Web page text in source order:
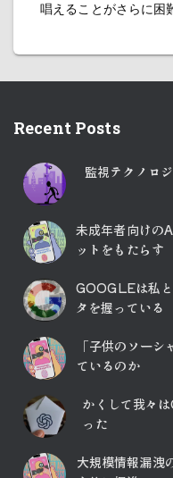
唱えることがさらに
Recent Posts
監視テクノロ
未成年者向けの
ットをもたらす
GOOGLEは私
タを握っている
「子供のソー
ているのか
かくして我々
った
大規模情報漏洩